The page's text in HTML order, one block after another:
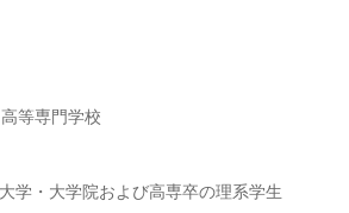
等専門学校
学・大学院および高専卒の理系学生